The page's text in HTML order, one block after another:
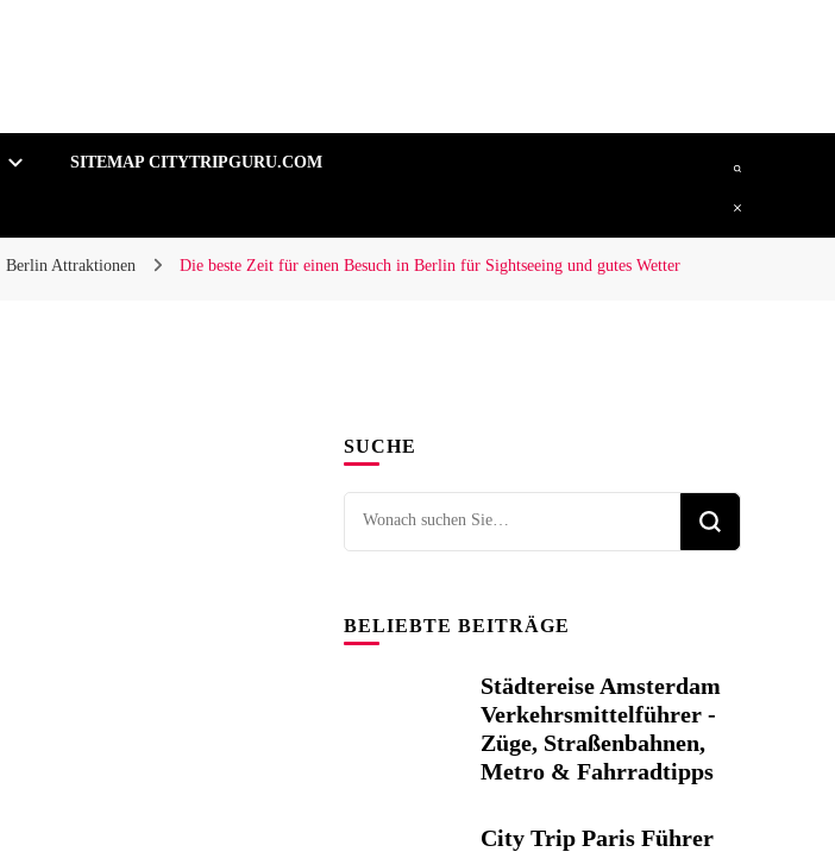
SITEMAP CITYTRIPGURU.COM
Berlin Attraktionen Die beste Zeit für einen Besuch in Berlin für Sightseeing und gutes Wetter
SUCHE
Suchen
Sie
BELIEBTE BEITRÄGE
Städtereise Amsterdam
Verkehrsmittelführer -
Züge, Straßenbahnen,
Metro & Fahrradtipps
City Trip Paris Führer